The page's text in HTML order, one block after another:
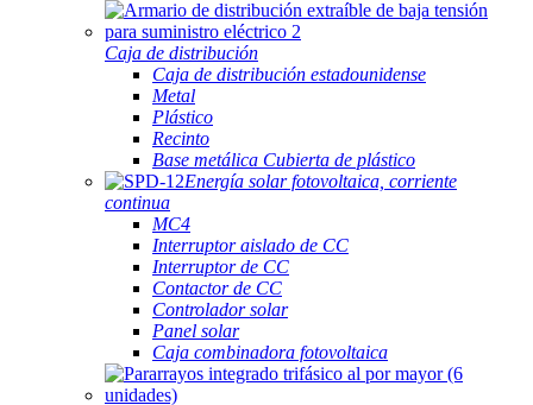
Caja de distribución
Caja de distribución estadounidense
Metal
Plástico
Recinto
Base metálica Cubierta de plástico
Energía solar fotovoltaica, corriente
continua
MC4
Interruptor aislado de CC
Interruptor de CC
Contactor de CC
Controlador solar
Panel solar
Caja combinadora fotovoltaica